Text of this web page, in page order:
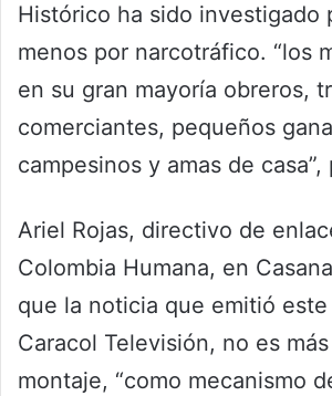
Histórico ha sido investigado
menos por narcotráfico. “los
en su gran mayoría obreros,
comerciantes, pequeños
campesinos y amas de casa”,
Ariel Rojas, directivo de
Colombia Humana, en
que la noticia que emitió
Caracol Televisión, no es
montaje, “como mecanismo